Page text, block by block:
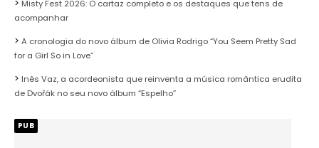
Misty Fest 2026: O cartaz completo e os destaques que tens de
acompanhar
A cronologia do novo álbum de Olivia Rodrigo “You Seem Pretty Sad
for a Girl So in Love”
Inês Vaz, a acordeonista que reinventa a música romântica erudita
de Dvořák no seu novo álbum “Espelho”
PUB